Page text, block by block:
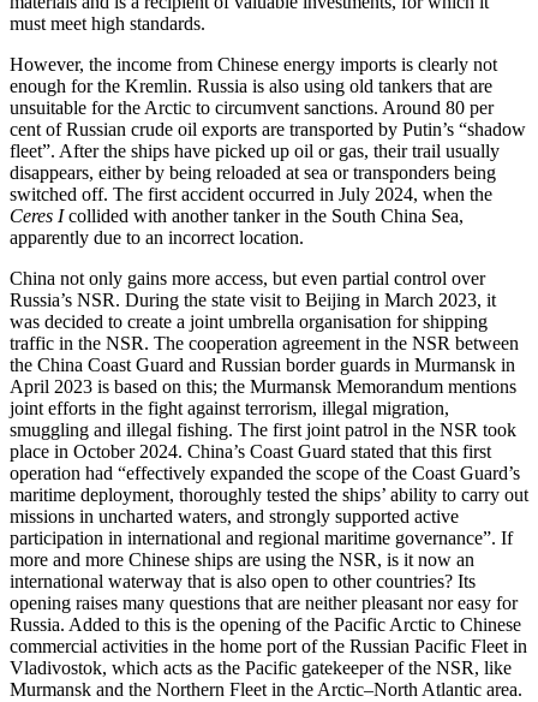
must meet high standards.
However, the income from Chinese energy imports is clearly not
enough for the Kremlin. Russia is also using old tankers that are
unsuitable for the Arctic to circum­vent sanctions. Around 80 per
cent of Russian crude oil exports are transported by Putin’s “shadow
fleet”. After the ships have picked up oil or gas, their trail usually
disappears, either by being reloaded at sea or transponders being
switched off. The first accident occurred in July 2024, when the
Ceres Icollided with another tanker in the South China Sea,
apparently due to an incorrect location.
China not only gains more access, but even partial control over
Russia’s NSR. During the state visit to Beijing in March 2023, it
was decided to create a joint umbrella organisation for shipping
traffic in the NSR. The cooperation agreement in the NSR between
the China Coast Guard and Russian border guards in Murmansk in
April 2023 is based on this; the Murmansk Memorandum mentions
joint efforts in the fight against terrorism, illegal migration,
smuggling and illegal fishing. The first joint patrol in the NSR took
place in October 2024. China’s Coast Guard stated that this first
operation had “effectively expanded the scope of the Coast Guard’s
maritime deployment, thoroughly tested the ships’ ability to carry out
missions in uncharted waters, and strongly supported active
participation in international and regional maritime governance”. If
more and more Chinese ships are using the NSR, is it now an
international waterway that is also open to other countries? Its
opening raises many questions that are neither pleasant nor easy for
Russia. Added to this is the opening of the Pacific Arctic to Chinese
commercial activities in the home port of the Russian Pacific Fleet in
Vladivostok, which acts as the Pacific gatekeeper of the NSR, like
Murmansk and the Northern Fleet in the Arctic–North Atlantic area.